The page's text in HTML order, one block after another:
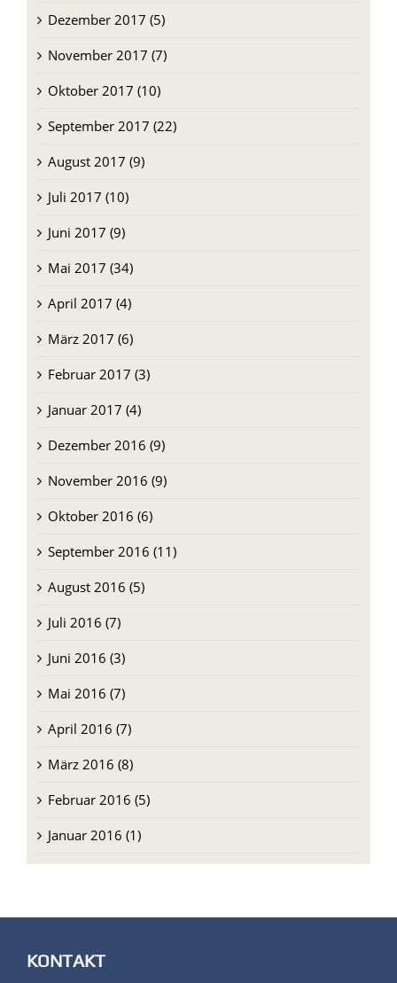
Dezember 2017 (5)
November 2017 (7)
Oktober 2017 (10)
September 2017 (22)
August 2017 (9)
Juli 2017 (10)
Juni 2017 (9)
Mai 2017 (34)
April 2017 (4)
März 2017 (6)
Februar 2017 (3)
Januar 2017 (4)
Dezember 2016 (9)
November 2016 (9)
Oktober 2016 (6)
September 2016 (11)
August 2016 (5)
Juli 2016 (7)
Juni 2016 (3)
Mai 2016 (7)
April 2016 (7)
März 2016 (8)
Februar 2016 (5)
Januar 2016 (1)
KONTAKT